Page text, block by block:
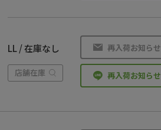
LL / 在庫なし
店舗在庫
再入荷お知らせ
再入荷お知らせ